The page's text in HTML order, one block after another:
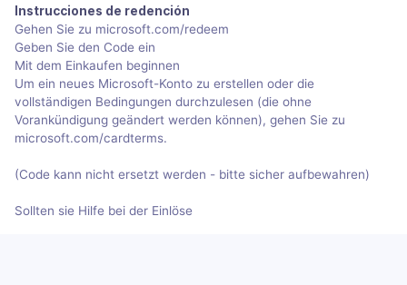
Instrucciones de redención
Gehen Sie zu microsoft.com/redeem
Geben Sie den Code ein
Mit dem Einkaufen beginnen
Um ein neues Microsoft-Konto zu erstellen oder die
vollständigen Bedingungen durchzulesen (die ohne
Vorankündigung geändert werden können), gehen Sie zu
microsoft.com/cardterms.
(Code kann nicht ersetzt werden - bitte sicher aufbewahren)
Sollten sie Hilfe bei der Einlöse